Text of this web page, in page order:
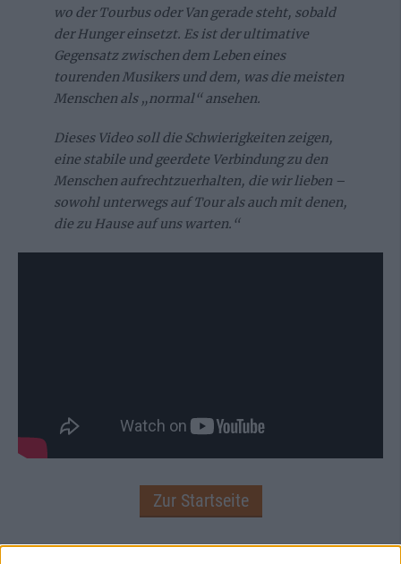
wo der Tourbus oder Van gerade steht, sobald
der Hunger einsetzt. Es ist der ultimative
Gegensatz zwischen dem Leben eines
tourenden Musikers und dem, was die meisten
Menschen als „normal“ ansehen.
Dieses Video soll die Schwierigkeiten zeigen,
eine stabile und geerdete Verbindung zu den
Menschen aufrechtzuerhalten, die wir lieben –
sowohl unterwegs auf Tour als auch mit denen,
die zu Hause auf uns warten.“
Zur Startseite